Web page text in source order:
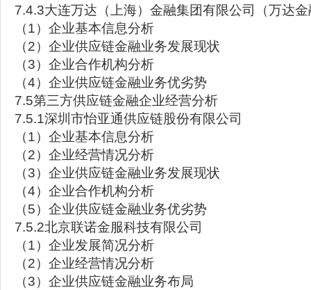
7.4.3大连万达（上海）金融集团有限公司（万达
（1）企业基本信息分析
（2）企业供应链金融业务发展现状
（3）企业合作机构分析
（4）企业供应链金融业务优劣势
7.5第三方供应链金融企业经营分析
7.5.1深圳市怡亚通供应链股份有限公司
（1）企业基本信息分析
（2）企业经营情况分析
（3）企业供应链金融业务发展现状
（4）企业合作机构分析
（5）企业供应链金融业务优劣势
7.5.2北京联诺金服科技有限公司
（1）企业发展简况分析
（2）企业经营情况分析
（3）企业供应链金融业务布局